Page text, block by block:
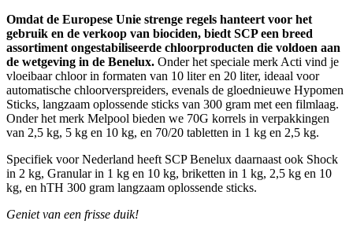
Omdat de Europese Unie strenge regels hanteert voor het
gebruik en de verkoop van biociden, biedt SCP een breed
assortiment ongestabiliseerde chloorproducten die voldoen aan
de wetgeving in de Benelux. Onder het speciale merk Acti vind je
vloeibaar chloor in formaten van 10 liter en 20 liter, ideaal voor
automatische chloorverspreiders, evenals de gloednieuwe Hypomen
Sticks, langzaam oplossende sticks van 300 gram met een filmlaag.
Onder het merk Melpool bieden we 70G korrels in verpakkingen
van 2,5 kg, 5 kg en 10 kg, en 70/20 tabletten in 1 kg en 2,5 kg.
Specifiek voor Nederland heeft SCP Benelux daarnaast ook Shock
in 2 kg, Granular in 1 kg en 10 kg, briketten in 1 kg, 2,5 kg en 10
kg, en hTH 300 gram langzaam oplossende sticks.
Geniet van een frisse duik!